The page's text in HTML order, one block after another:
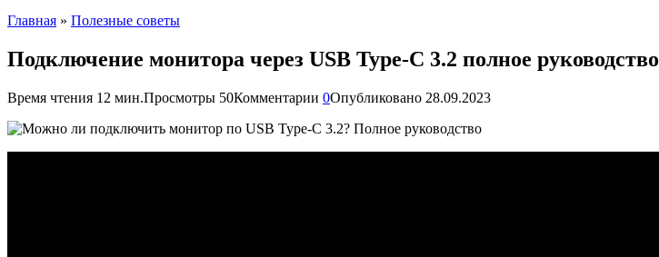
Главная » Полезные советы
Подключение монитора через USB Type-C 3.2 полное руководство
Время чтения 12 мин.Просмотры 50Комментарии 0Опубликовано 28.09.2023